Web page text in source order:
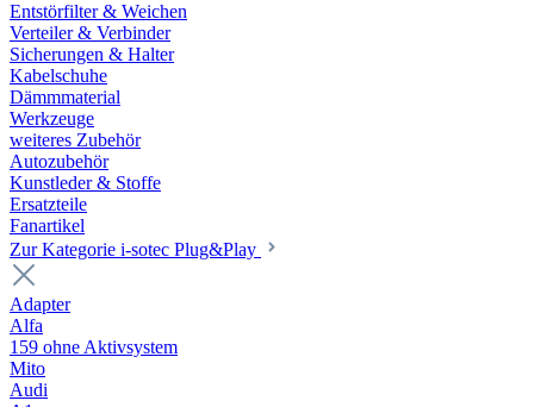
Entstörfilter & Weichen
Verteiler & Verbinder
Sicherungen & Halter
Kabelschuhe
Dämmmaterial
Werkzeuge
weiteres Zubehör
Autozubehör
Kunstleder & Stoffe
Ersatzteile
Fanartikel
Zur Kategorie i-sotec Plug&Play
Adapter
Alfa
159 ohne Aktivsystem
Mito
Audi